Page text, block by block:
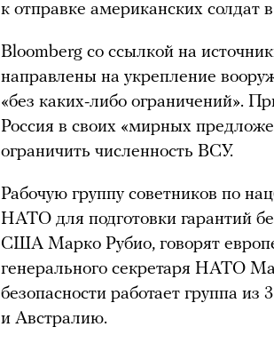
к отправке американских солдат
Bloomberg со ссылкой на
направлены на укрепление
«без каких-либо ограничений».
Россия в своих «мирных
ограничить численность ВСУ.
Рабочую группу советников по
НАТО для подготовки гарантий
США Марко Рубио, говорят
генерального секретаря НАТО
безопасности работает группа
и Австралию.